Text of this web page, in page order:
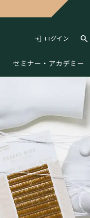
ログイン
セミナー・アカデミー